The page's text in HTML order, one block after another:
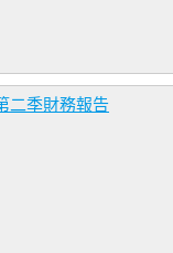
二季財務報告